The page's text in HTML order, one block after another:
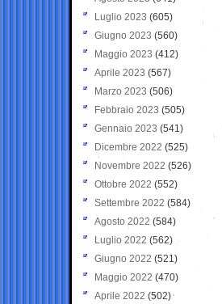
Luglio 2023 (605)
Giugno 2023 (560)
Maggio 2023 (412)
Aprile 2023 (567)
Marzo 2023 (506)
Febbraio 2023 (505)
Gennaio 2023 (541)
Dicembre 2022 (525)
Novembre 2022 (526)
Ottobre 2022 (552)
Settembre 2022 (584)
Agosto 2022 (584)
Luglio 2022 (562)
Giugno 2022 (521)
Maggio 2022 (470)
Aprile 2022 (502)